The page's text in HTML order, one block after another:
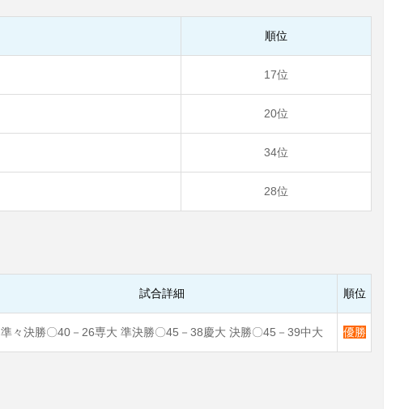
順位
17位
20位
34位
28位
試合詳細 順位
準々決勝〇40－26専大 準決勝〇45－38慶大 決勝〇45－39中大 優勝